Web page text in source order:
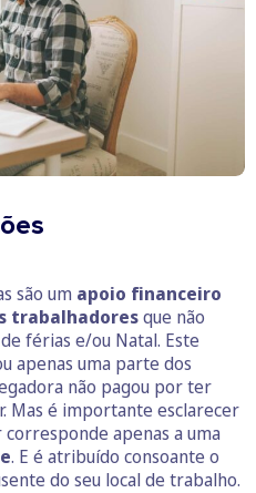
são um apoio financeiro
trabalhadoresque não
férias e/ou Natal. Este
apenas uma parte dos
não pagou por ter
Mas é importante esclarecer
apenas a uma
. E é atribuído consoante o
do seu local de trabalho.